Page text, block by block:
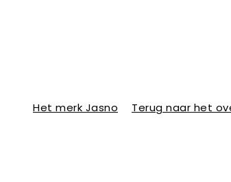
Het merk Jasno Terug naar het